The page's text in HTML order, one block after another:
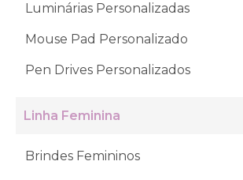
Luminárias Personalizadas
Mouse Pad Personalizado
Pen Drives Personalizados
Linha Feminina
Brindes Femininos